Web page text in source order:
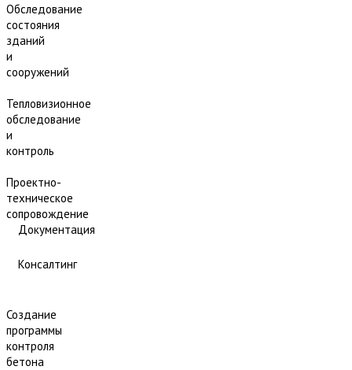
Обследование
состояния
зданий
и
сооружений
Тепловизионное
обследование
и
контроль
Проектно-
техническое
сопровождение
Документация
Консалтинг
Создание
программы
контроля
бетона